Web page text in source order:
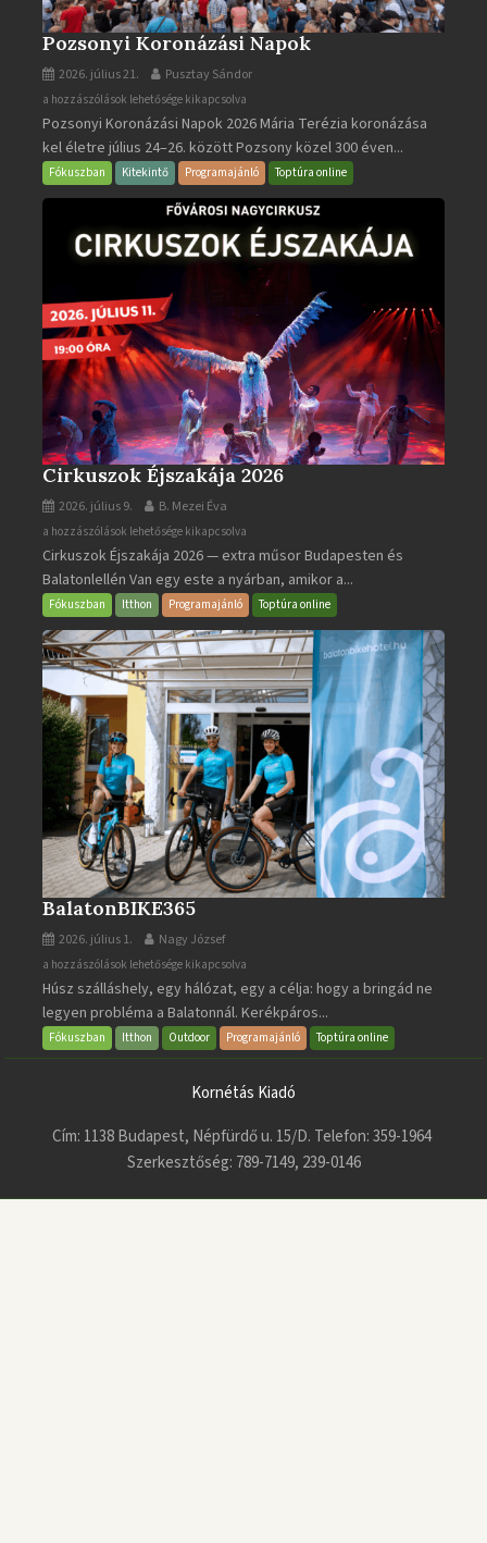
Pozsonyi Koronázási Napok
2026. július 21. Pusztay Sándor
Pozsonyi
Koronázási
Napok
bejegyzéshez
a hozzászólások lehetősége kikapcsolva
Pozsonyi Koronázási Napok 2026 Mária Terézia koronázása
kel életre július 24–26. között Pozsony közel 300 éven...
Fókuszban Kitekintő Programajánló Toptúra online
Cirkuszok Éjszakája 2026
2026. július 9. B. Mezei Éva
Cirkuszok
Éjszakája
2026
bejegyzéshez
a hozzászólások lehetősége kikapcsolva
Cirkuszok Éjszakája 2026 — extra műsor Budapesten és
Balatonlellén Van egy este a nyárban, amikor a...
Fókuszban Itthon Programajánló Toptúra online
BalatonBIKE365
2026. július 1. Nagy József
BalatonBIKE365
bejegyzéshez
a hozzászólások lehetősége kikapcsolva
Húsz szálláshely, egy hálózat, egy a célja: hogy a bringád ne
legyen probléma a Balatonnál. Kerékpáros...
Fókuszban Itthon Outdoor Programajánló Toptúra online
Kornétás Kiadó
Cím: 1138 Budapest, Népfürdő u. 15/D. Telefon: 359-1964
Szerkesztőség: 789-7149, 239-0146